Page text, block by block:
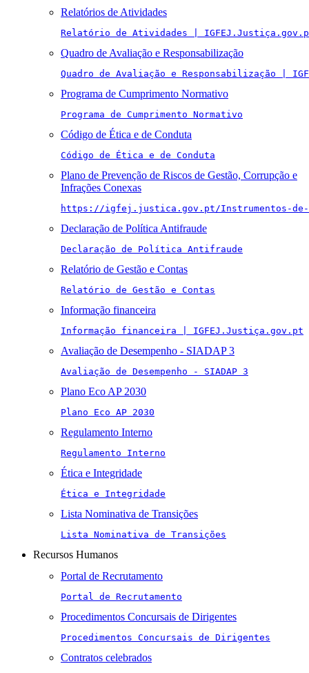
Relatórios de Atividades
Relatório de Atividades |
Quadro de Avaliação e Responsabilização
Quadro de Avaliação e Responsabilização |
Programa de Cumprimento Normativo
Programa de Cumprimento Normativo
Código de Ética e de Conduta
Código de Ética e de Conduta
Plano de Prevenção de Riscos de Gestão, Corrupção e
Infrações Conexas
https://igfej.justica.gov.pt/Instrumentos-de-
Declaração de Política Antifraude
Declaração de Política Antifraude
Relatório de Gestão e Contas
Relatório de Gestão e Contas
Informação financeira
Informação financeira | IGFEJ.Justiça.gov.pt
Avaliação de Desempenho - SIADAP 3
Avaliação de Desempenho - SIADAP 3
Plano Eco AP 2030
Plano Eco AP 2030
Regulamento Interno
Regulamento Interno
Ética e Integridade
Ética e Integridade
Lista Nominativa de Transições
Lista Nominativa de Transições
Recursos Humanos
Portal de Recrutamento
Portal de Recrutamento
Procedimentos Concursais de Dirigentes
Procedimentos Concursais de Dirigentes
Contratos celebrados